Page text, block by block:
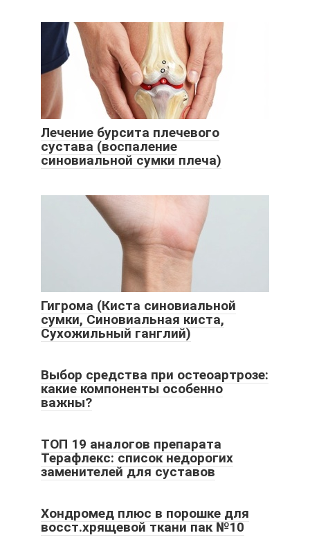
Лечение бурсита плечевого
сустава (воспаление
синовиальной сумки плеча)
Гигрома (Киста синовиальной
сумки, Синовиальная киста,
Сухожильный ганглий)
Выбор средства при остеоартрозе:
какие компоненты особенно
важны?
ТОП 19 аналогов препарата
Терафлекс: список недорогих
заменителей для суставов
Хондромед плюс в порошке для
восст.хрящевой ткани пак №10